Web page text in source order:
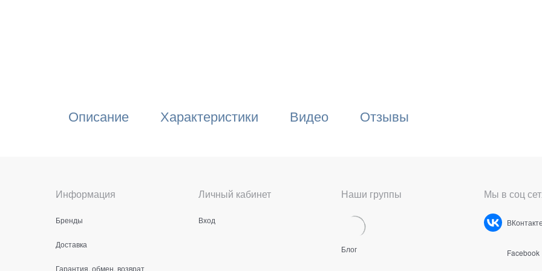
Описание Характеристики Видео Отзывы
Информация
Бренды
Доставка
Гарантия, обмен, возврат
Личный кабинет
Вход
Наши группы
Блог
Мы в соц
Facebook